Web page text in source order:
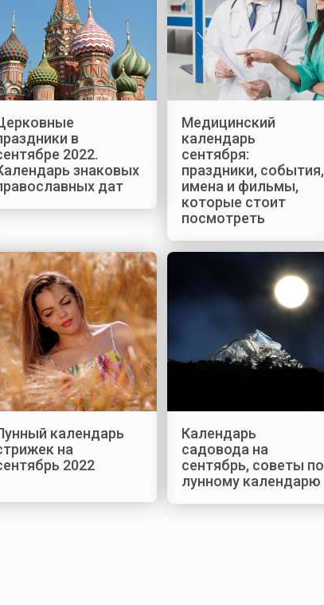
в
2022.
знаковых
дат
Медицинский
календарь
сентября:
праздники, события,
имена и фильмы,
которые стоит
посмотреть
календарь
на
2022
Календарь
садовода на
сентябрь, советы по
лунному календарю